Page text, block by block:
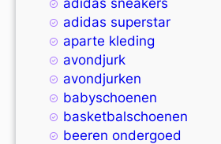
adidas superstar
aparte kleding
avondjurk
avondjurken
babyschoenen
basketbalschoenen
beeren ondergoed